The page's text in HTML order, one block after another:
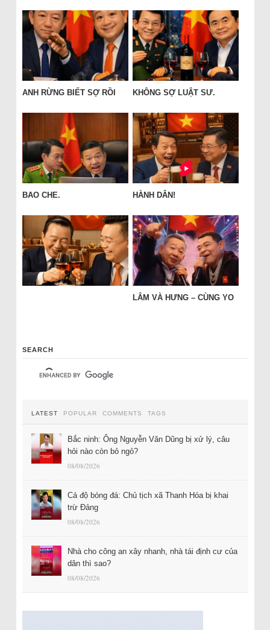
ANH RỪNG BIẾT SỢ RỒI KHÔNG SỢ LUẬT SƯ.
BAO CHE. HÀNH DÂN!
LÂM VÀ HƯNG – CÙNG YO
SEARCH
LATEST POPULAR COMMENTS TAGS
Bắc ninh: Ông Nguyễn Văn Dũng bị xử lý, câu
hỏi nào còn bỏ ngỏ?
08/08/2026
Cá độ bóng đá: Chủ tịch xã Thanh Hóa bị khai
trừ Đảng
08/08/2026
Nhà cho công an xây nhanh, nhà tái định cư của
dân thì sao?
08/08/2026